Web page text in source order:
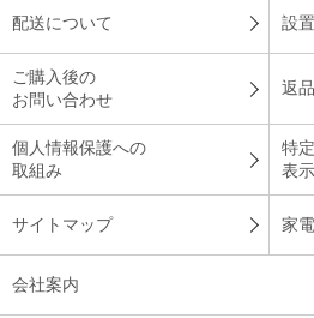
なゴミまで可視化でき掃除をするのが
遥かにホコリの見え方が違いました
ってくれるようになりました。吸引力
配送について 設
ご購入後の
お問い合わせ
返
個人情報保護への
取組み
特
表
サイトマップ 家
会社案内